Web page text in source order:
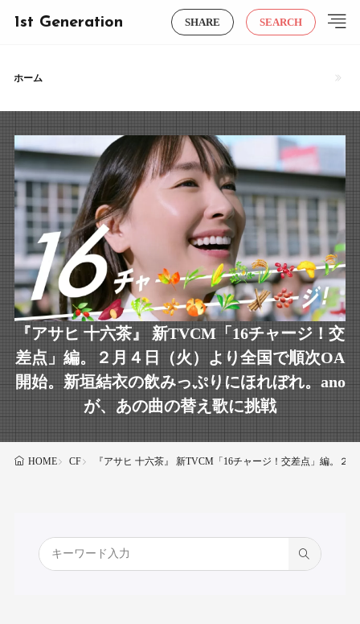
1st Generation SHARE SEARCH
ホーム
『アサヒ 十六茶』 新TVCM「16チャージ！交
差点」編。２月４日（火）より全国で順次OA
開始。新垣結衣の飲みっぷりにほれぼれ。ano
が、あの曲の替え歌に挑戦
HOME CF 『アサヒ 十六茶』 新TVCM「16チャージ！交差点」編。２